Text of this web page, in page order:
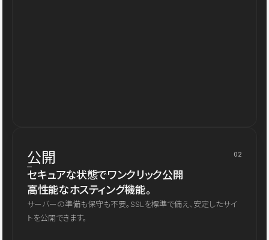
公開 02
セキュアな状態でワンクリック公開
高性能なホスティング機能。
サーバーの準備も保守も不要。SSLを標準で備え、安定したサイ
トを公開できます。